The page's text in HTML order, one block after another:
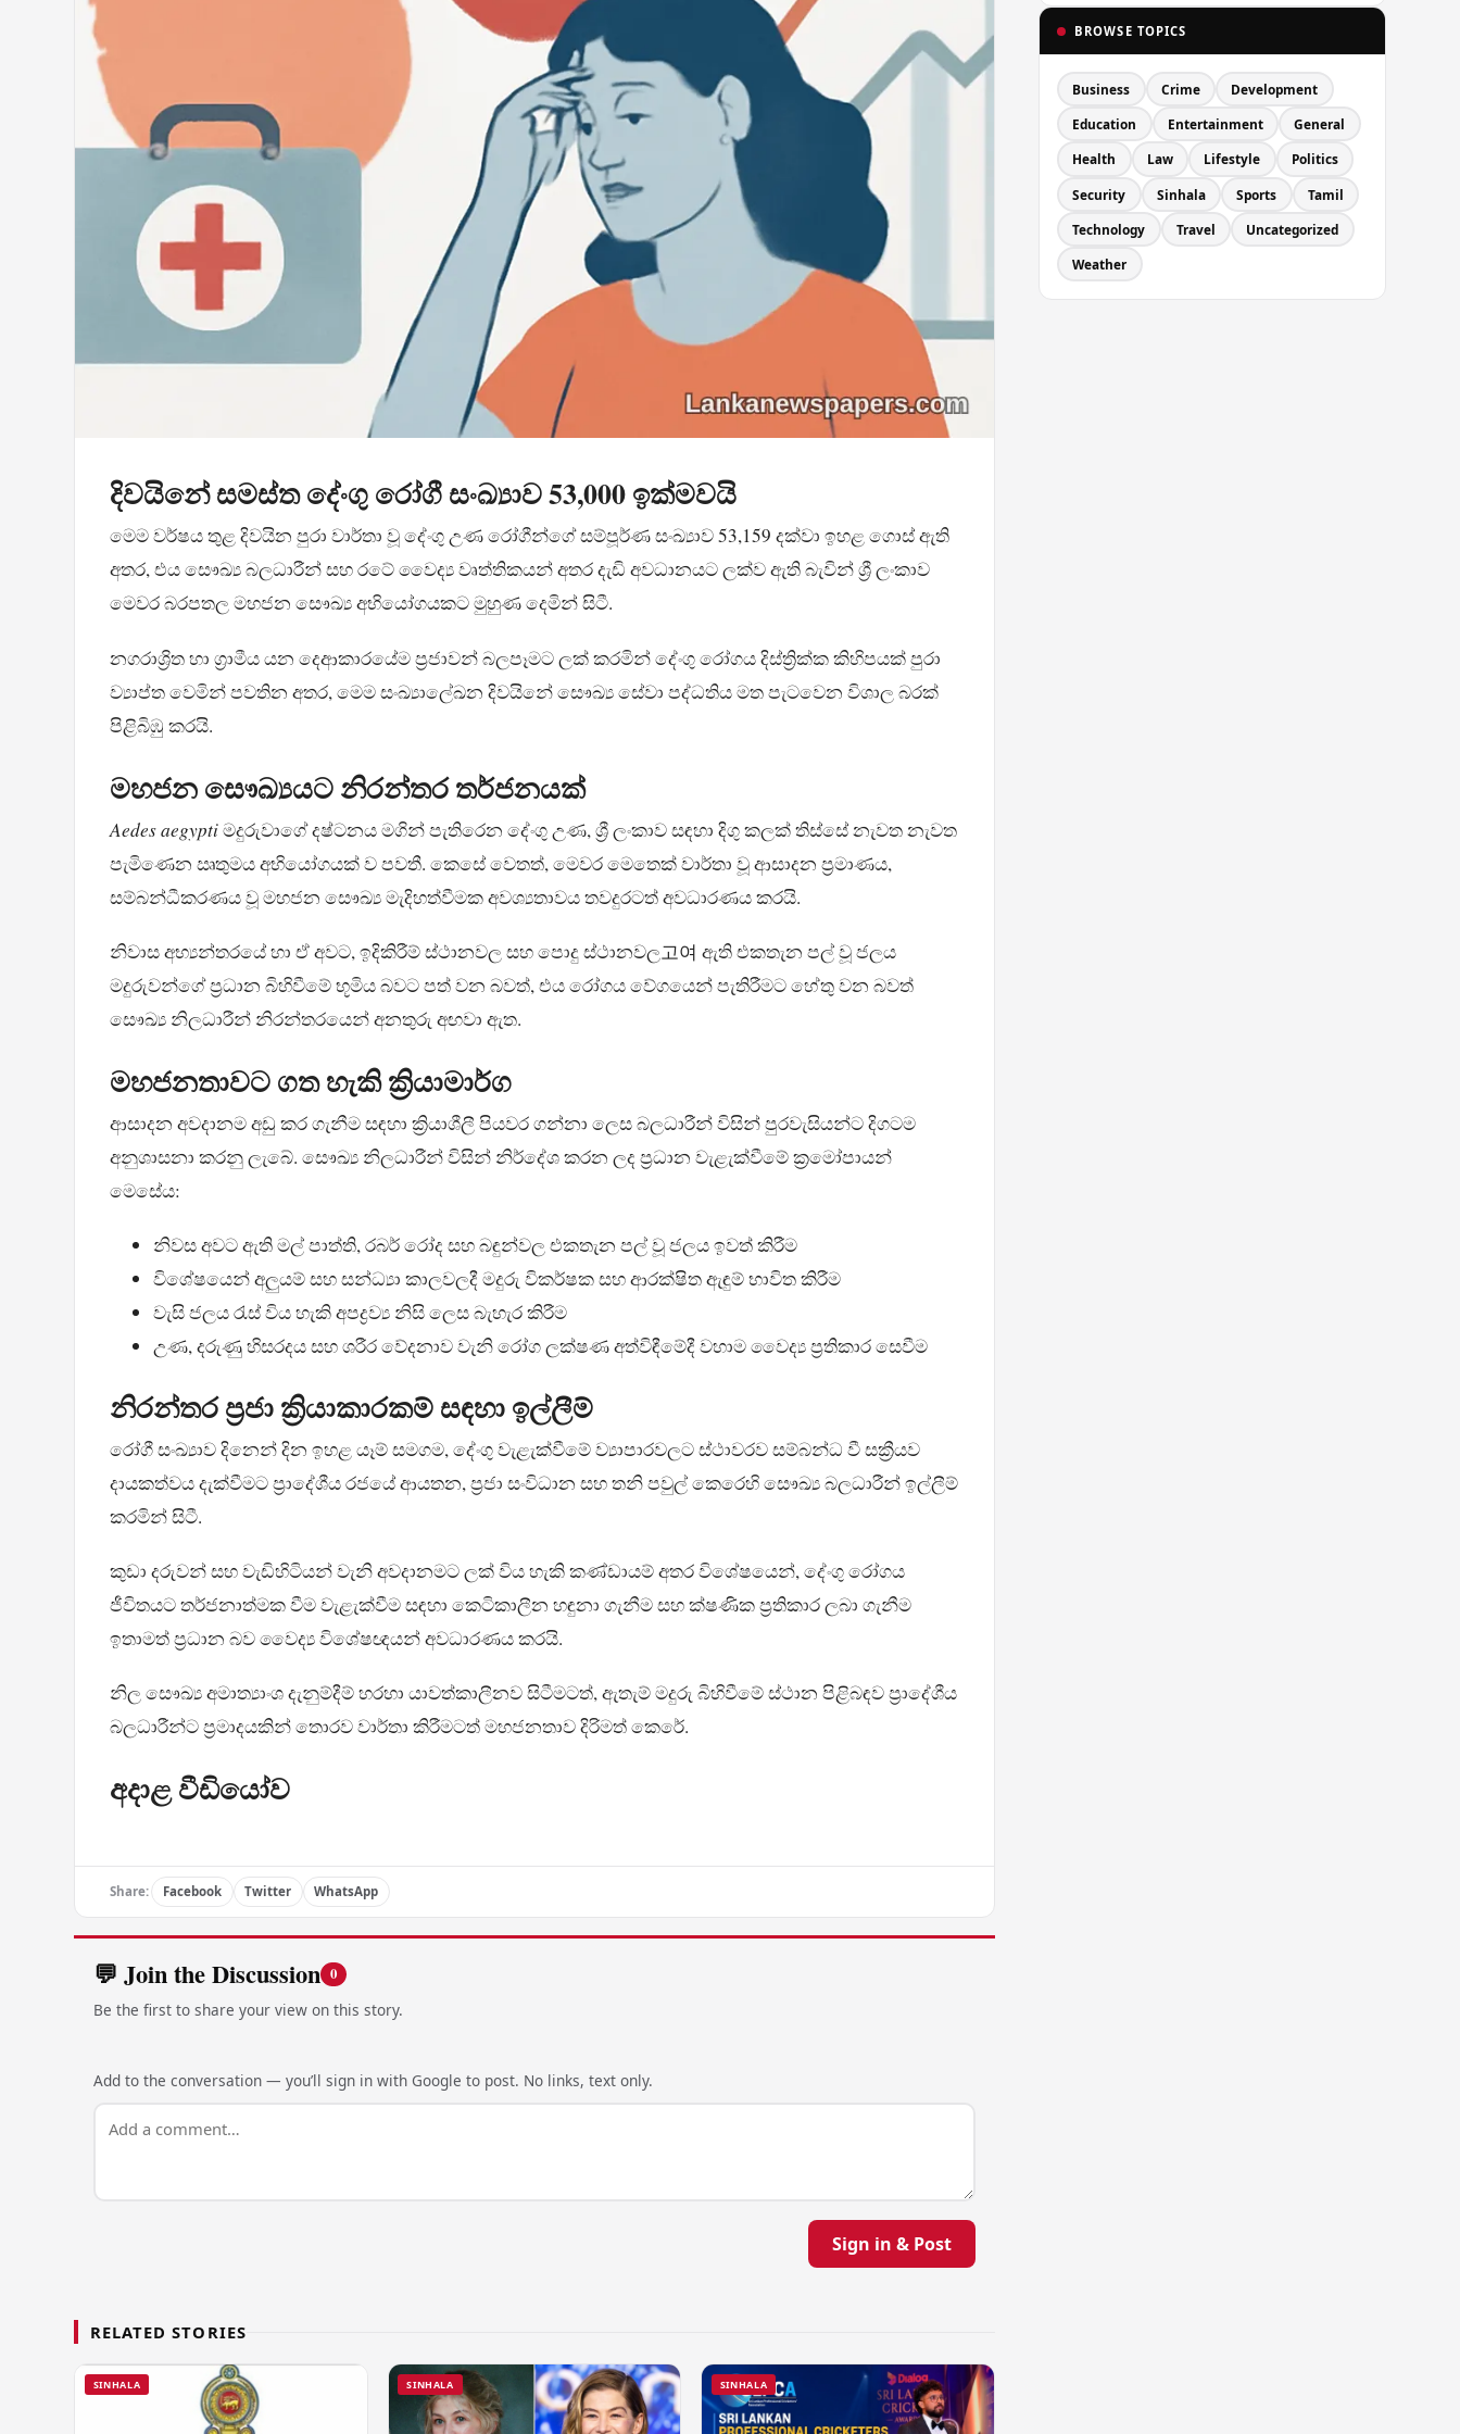
දිවයිනේ සමස්ත දේංගු රෝගී සංඛ්‍යාව 53,000 ඉක්මවයි
මෙම වර්ෂය තුළ දිවයින පුරා වාර්තා වූ දේංගු උණ රෝගීන්ගේ සම්පූර්ණ සංඛ්‍යාව 53,159 දක්වා ඉහළ ගොස් ඇති
අතර, එය සෞඛ්‍ය බලධාරීන් සහ රටේ වෛද්‍ය වෘත්තිකයන් අතර දැඩි අවධානයට ලක්ව ඇති බැවින් ශ්‍රී ලංකාව
මෙවර බරපතල මහජන සෞඛ්‍ය අභියෝගයකට මුහුණ දෙමින් සිටී.
නගරාශ්‍රිත හා ග්‍රාමීය යන දෙආකාරයේම ප්‍රජාවන් බලපෑමට ලක් කරමින් දේංගු රෝගය දිස්ත්‍රික්ක කිහිපයක් පුරා
ව්‍යාප්ත වෙමින් පවතින අතර, මෙම සංඛ්‍යාලේඛන දිවයිනේ සෞඛ්‍ය සේවා පද්ධතිය මත පැටවෙන විශාල බරක්
පිළිබිඹු කරයි.
මහජන සෞඛ්‍යයට නිරන්තර තර්ජනයක්
Aedes aegyptiමදුරුවාගේ දෂ්ටනය මගින් පැතිරෙන දේංගු උණ, ශ්‍රී ලංකාව සඳහා දිගු කලක් තිස්සේ නැවත නැවත
පැමිණෙන ඍතුමය අභියෝගයක් ව පවතී. කෙසේ වෙතත්, මෙවර මෙතෙක් වාර්තා වූ ආසාදන ප්‍රමාණය,
සම්බන්ධීකරණය වූ මහජන සෞඛ්‍ය මැදිහත්වීමක අවශ්‍යතාවය තවදුරටත් අවධාරණය කරයි.
නිවාස අභ්‍යන්තරයේ හා ඒ අවට, ඉදිකිරීම් ස්ථානවල සහ පොදු ස්ථානවල고여 ඇති එකතැන පල් වූ ජලය
මදුරුවන්ගේ ප්‍රධාන බිහිවීමේ භූමිය බවට පත් වන බවත්, එය රෝගය වේගයෙන් පැතිරීමට හේතු වන බවත්
සෞඛ්‍ය නිලධාරීන් නිරන්තරයෙන් අනතුරු අඟවා ඇත.
මහජනතාවට ගත හැකි ක්‍රියාමාර්ග
ආසාදන අවදානම අඩු කර ගැනීම සඳහා ක්‍රියාශීලී පියවර ගන්නා ලෙස බලධාරීන් විසින් පුරවැසියන්ට දිගටම
අනුශාසනා කරනු ලැබේ. සෞඛ්‍ය නිලධාරීන් විසින් නිර්දේශ කරන ලද ප්‍රධාන වැළැක්වීමේ ක්‍රමෝපායන්
මෙසේය:
නිවස අවට ඇති මල් පාත්ති, රබර් රෝද සහ බඳුන්වල එකතැන පල් වූ ජලය ඉවත් කිරීම
විශේෂයෙන් අලුයම් සහ සන්ධ්‍යා කාලවලදී මදුරු විකර්ෂක සහ ආරක්ෂිත ඇඳුම් භාවිත කිරීම
වැසි ජලය රැස් විය හැකි අපද්‍රව්‍ය නිසි ලෙස බැහැර කිරීම
උණ, දරුණු හිසරදය සහ ශරීර වේදනාව වැනි රෝග ලක්ෂණ අත්විඳීමේදී වහාම වෛද්‍ය ප්‍රතිකාර සෙවීම
නිරන්තර ප්‍රජා ක්‍රියාකාරකම් සඳහා ඉල්ලීම්
රෝගී සංඛ්‍යාව දිනෙන් දින ඉහළ යෑම් සමගම, දේංගු වැළැක්වීමේ ව්‍යාපාරවලට ස්ථාවරව සම්බන්ධ වී සක්‍රීයව
දායකත්වය දැක්වීමට ප්‍රාදේශීය රජයේ ආයතන, ප්‍රජා සංවිධාන සහ තනි පවුල් කෙරෙහි සෞඛ්‍ය බලධාරීන් ඉල්ලීම්
කරමින් සිටී.
කුඩා දරුවන් සහ වැඩිහිටියන් වැනි අවදානමට ලක් විය හැකි කණ්ඩායම් අතර විශේෂයෙන්, දේංගු රෝගය
ජීවිතයට තර්ජනාත්මක වීම වැළැක්වීම සඳහා කෙටිකාලීන හඳුනා ගැනීම සහ ක්ෂණික ප්‍රතිකාර ලබා ගැනීම
ඉතාමත් ප්‍රධාන බව වෛද්‍ය විශේෂඥයන් අවධාරණය කරයි.
නිල සෞඛ්‍ය අමාත්‍යාංශ දැනුම්දීම් හරහා යාවත්කාලීනව සිටීමටත්, ඇතැම් මදුරු බිහිවීමේ ස්ථාන පිළිබඳව ප්‍රාදේශීය
බලධාරීන්ට ප්‍රමාදයකින් තොරව වාර්තා කිරීමටත් මහජනතාව දිරිමත් කෙරේ.
අදාළ වීඩියෝව
Share: Facebook Twitter WhatsApp
💬 Join the Discussion 0
Be the first to share your view on this story.
Add to the conversation — you’ll sign in with Google to post. No links, text only.
Sign in & Post
RELATED STORIES
SINHALA SINHALA SINHALA
BROWSE TOPICS
Business Crime Development
Education Entertainment General
Health Law Lifestyle Politics
Security Sinhala Sports Tamil
Technology Travel Uncategorized
Weather